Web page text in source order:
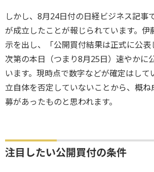
しかし、8月24日付の日経ビジネス記事
が成立したことが報じられています。伊
示を出し、「公開買付結果は正式に公表
次第の本日（つまり8月25日）速やかに
います。現時点で数字などが確定はして
立自体を否定していないことから、概
募があったものと思われます。
注目したい公開買付の条件